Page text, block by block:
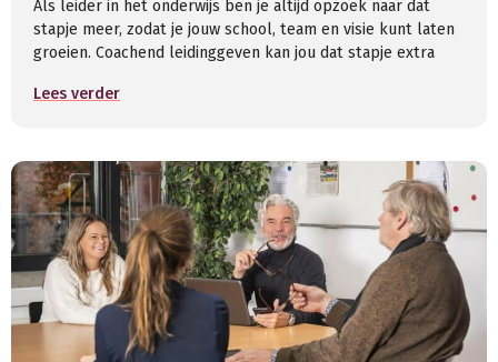
Als leider in het onderwijs ben je altijd opzoek naar dat
stapje meer, zodat je jouw school, team en visie kunt laten
groeien. Coachend leidinggeven kan jou dat stapje extra
Lees verder